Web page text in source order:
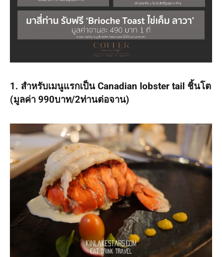
1. สำหรับเมนูแรกเป็น Canadian lobster tail ชิ้นโต
(มูลค่า 990บาท/2ท่านต่อจาน)